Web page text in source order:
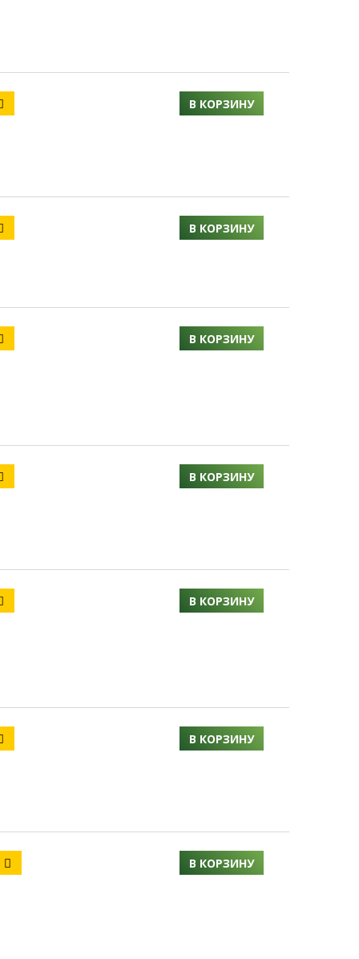
В КОРЗИНУ
В КОРЗИНУ
В КОРЗИНУ
В КОРЗИНУ
В КОРЗИНУ
В КОРЗИНУ
В КОРЗИНУ